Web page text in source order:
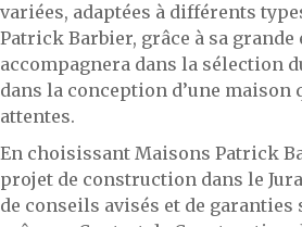
variées, adaptées à différents
Patrick Barbier, grâce à sa grande
accompagnera dans la sélection
dans la conception d’une maison
attentes.
En choisissant Maisons Patrick
projet de construction dans le
de conseils avisés et de